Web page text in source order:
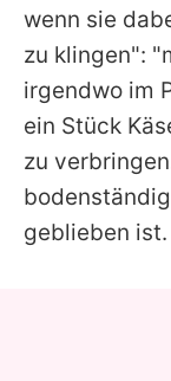
wenn sie
zu klingen":
irgendwo im
ein Stück
zu
geblieben ist.